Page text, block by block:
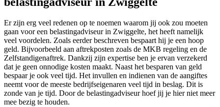
Er zijn erg veel redenen op te noemen waarom jij ook zou moeten
gaan voor een belastingadviseur in Zwiggelte, het heeft namelijk
veel voordelen. Zoals eerder beschreven bespaart hij je een hoop
geld. Bijvoorbeeld aan aftrekposten zoals de MKB regeling en de
Zelfstandigenaftrek. Dankzij zijn expertise ben je ervan verzekerd
dat je geen onnodige kosten maakt. Naast het besparen van geld
bespaar je ook veel tijd. Het invullen en indienen van de aangiftes
neemt voor de meeste bedrijfseigenaren veel tijd in beslag. Dit is
zonde van je tijd. Door de belastingadviseur hoef jij je hier niet meer
mee bezig te houden.